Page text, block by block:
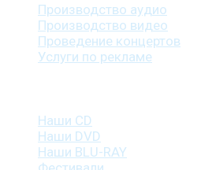
Производство аудио
Производство видео
Проведение концертов
Услуги по рекламе
Наши CD
Наши DVD
Наши BLU-RAY